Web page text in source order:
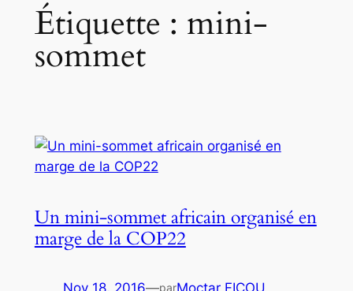
Étiquette : mini-
sommet
Un mini-sommet africain organisé en
marge de la COP22
Nov 18, 2016—parMoctar FICOU